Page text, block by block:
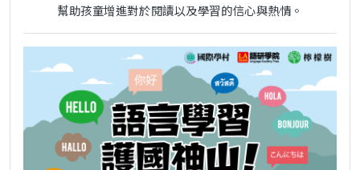
幫助孩童增進對於閱讀以及學習的信心與熱情。